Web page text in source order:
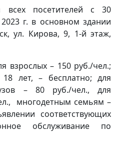
всех посетителей с 30
г. в основном здании
ул. Кирова, 9, 1-й этаж,
взрослых – 150 руб./чел.;
лет, – бесплатно; для
– 80 руб./чел., для
многодетным семьям –
соответствующих
обслуживание по